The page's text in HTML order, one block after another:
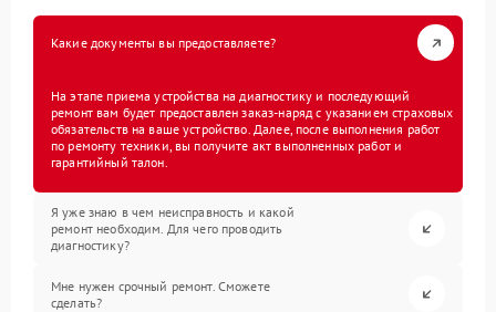
Какие документы вы предоставляете?
На этапе приема устройства на диагностику и последующий
ремонт вам будет предоставлен заказ-наряд с указанием страховых
обязательств на ваше устройство. Далее, после выполнения работ
по ремонту техники, вы получите акт выполненных работ и
гарантийный талон.
Я уже знаю в чем неисправность и какой
ремонт необходим. Для чего проводить
диагностику?
Мне нужен срочный ремонт. Сможете
сделать?